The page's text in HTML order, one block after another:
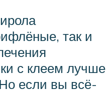
так и
с клеем лучше
если вы всё-